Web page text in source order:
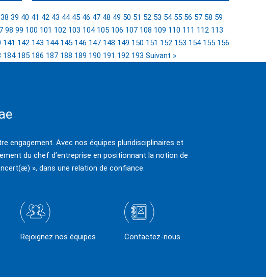
38 39 40 41 42 43 44 45 46 47 48 49 50 51 52 53 54 55 56 57 58 59
98 99 100 101 102 103 104 105 106 107 108 109 110 111 112 113
141 142 143 144 145 146 147 148 149 150 151 152 153 154 155 156
184 185 186 187 188 189 190 191 192 193 Suivant »
engagement. Avec nos équipes pluridisciplinaires et
du chef d’entreprise en positionnant la notion de
», dans une relation de confiance.
Rejoignez nos équipes Contactez-nous